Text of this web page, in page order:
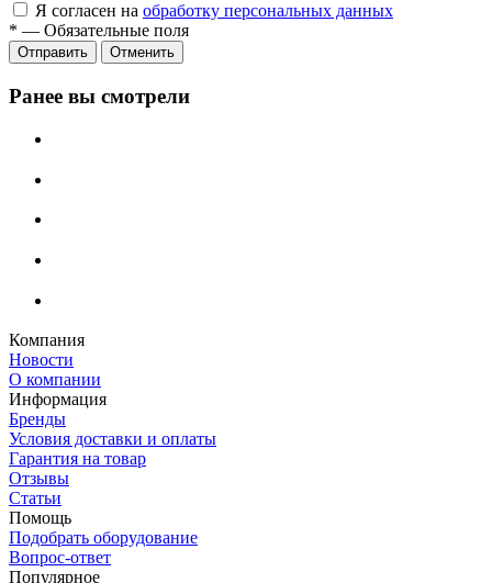
Я согласен на обработку персональных данных
* — Обязательные поля
Отменить
Ранее вы смотрели
Компания
Новости
О компании
Информация
Бренды
Условия доставки и оплаты
Гарантия на товар
Отзывы
Статьи
Помощь
Подобрать оборудование
Вопрос-ответ
Популярное